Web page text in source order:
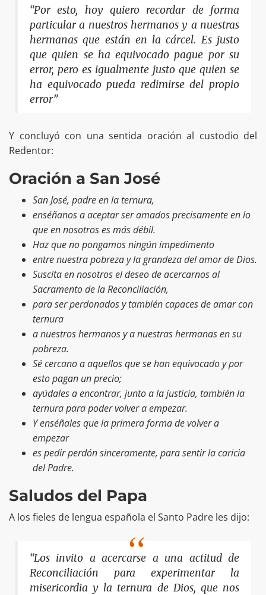
“Por esto, hoy quiero recordar de forma
particular a nuestros hermanos y a nuestras
hermanas que están en la cárcel. Es justo
que quien se ha equivocado pague por su
error, pero es igualmente justo que quien se
ha equivocado pueda redimirse del propio
error”
Y concluyó con una sentida oración al custodio del
Redentor:
Oración a San José
San José, padre en la ternura,
enséñanos a aceptar ser amados precisamente en lo
que en nosotros es más débil.
Haz que no pongamos ningún impedimento
entre nuestra pobreza y la grandeza del amor de Dios.
Suscita en nosotros el deseo de acercarnos al
Sacramento de la Reconciliación,
para ser perdonados y también capaces de amar con
ternura
a nuestros hermanos y a nuestras hermanas en su
pobreza.
Sé cercano a aquellos que se han equivocado y por
esto pagan un precio;
ayúdales a encontrar, junto a la justicia, también la
ternura para poder volver a empezar.
Y enséñales que la primera forma de volver a
empezar
es pedir perdón sinceramente, para sentir la caricia
del Padre.
Saludos del Papa
A los fieles de lengua española el Santo Padre les dijo:
“Los invito a acercarse a una actitud de
Reconciliación para experimentar la
misericordia y la ternura de Dios, que nos